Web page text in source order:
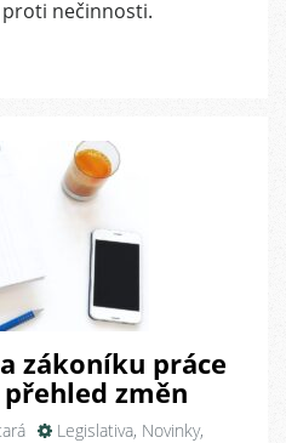
nečinnosti.
zákoníku práce
změn
Legislativa, Novinky,